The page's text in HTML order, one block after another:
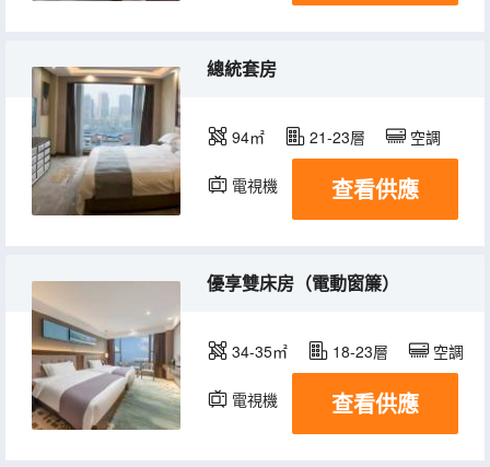
總統套房
94㎡ 21-23層 空調
電視機 冰箱
查看供應
優享雙床房（電動窗簾）
34-35㎡ 18-23層 空調
電視機 冰箱
查看供應